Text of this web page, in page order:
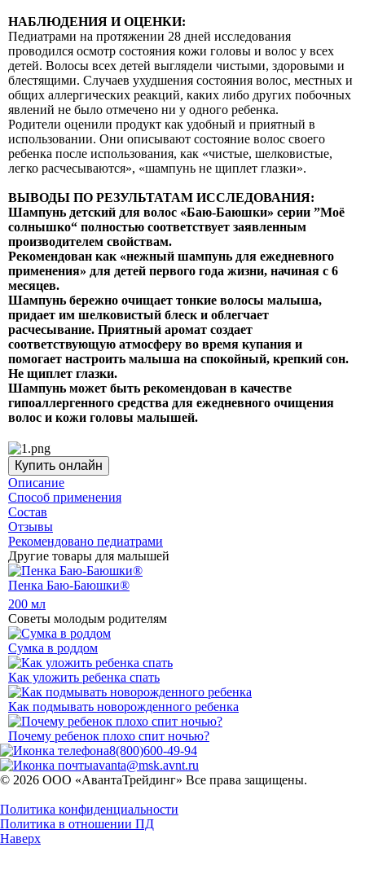
НАБЛЮДЕНИЯ И ОЦЕНКИ:
Педиатрами на протяжении 28 дней исследования
проводился осмотр состояния кожи головы и волос у всех
детей. Волосы всех детей выглядели чистыми, здоровыми и
блестящими. Случаев ухудшения состояния волос, местных и
общих аллергических реакций, каких либо других побочных
явлений не было отмечено ни у одного ребенка.
Родители оценили продукт как удобный и приятный в
использовании. Они описывают состояние волос своего
ребенка после использования, как «чистые, шелковистые,
легко расчесываются», «шампунь не щиплет глазки».
ВЫВОДЫ ПО РЕЗУЛЬТАТАМ ИССЛЕДОВАНИЯ:
Шампунь детский для волос «Баю-Баюшки» серии ”Моё
солнышко“ полностью соответствует заявленным
производителем свойствам.
Рекомендован как «нежный шампунь для ежедневного
применения» для детей первого года жизни, начиная с 6
месяцев.
Шампунь бережно очищает тонкие волосы малыша,
придает им шелковистый блеск и облегчает
расчесывание. Приятный аромат создает
соответствующую атмосферу во время купания и
помогает настроить малыша на спокойный, крепкий сон.
Не щиплет глазки.
Шампунь может быть рекомендован в качестве
гипоаллергенного средства для ежедневного очищения
волос и кожи головы малышей.
Купить онлайн
Описание
Способ применения
Состав
Отзывы
Рекомендовано педиатрами
Другие товары для малышей
Пенка Баю-Баюшки®
200 мл
Советы молодым родителям
Сумка в роддом
Как уложить ребенка спать
Как подмывать новорожденного ребенка
Почему ребенок плохо спит ночью?
8(800)600-49-94
avanta@msk.avnt.ru
© 2026 ООО «АвантаТрейдинг» Все права защищены.
Политика конфиденциальности
Политика в отношении ПД
Наверх